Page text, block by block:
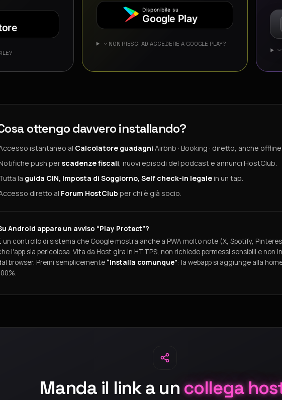
Disponibile su
Google Play
NON RIESCI AD ACCEDERE A GOOGLE PLAY?
ottengo davvero installando?
istantaneo al Calcolatore guadagni Airbnb · Booking · diretto, anche offline.
push perscadenze fiscali , nuovi episodi del podcast e annunci HostClub.
la guida CIN, Imposta di Soggiorno, Self check-in legale in un tap.
diretto al Forum HostClub per chi è già socio.
Android appare un avviso “Play Protect”?
un controllo di sistema che Google mostra anche a PWA molto note (X, Spotify,
l'app sia pericolosa. Vita da Host gira in HTTPS, non richiede permessi sensibili e non
browser. Premi semplicemente “Installa comunque”: la webapp si aggiunge alla
Manda il link a uncollega